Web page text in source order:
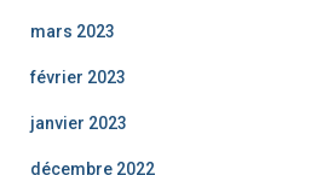
mars 2023
février 2023
janvier 2023
décembre 2022